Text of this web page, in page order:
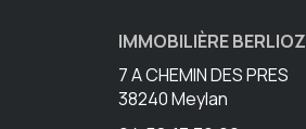
IMMOBILIÈRE BERLIOZ
7 A CHEMIN DES PRES
38240Meylan